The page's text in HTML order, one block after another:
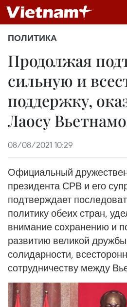
ПОЛИТИКА
Продолжая
сильную и
поддержку,
Лаосу
08/08/2021 10:29
Официальный
президента СРВ и его
подтверждает
политику обеих стран,
внимание сохранению и
развитию великой
солидарности,
сотрудничеству между